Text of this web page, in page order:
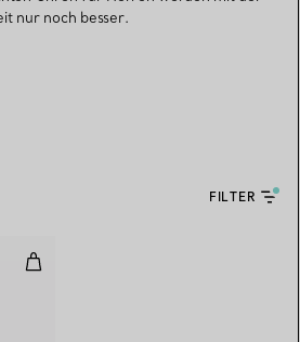
nur noch besser.
FILTER
Mechanische 30-mm-Uhr in